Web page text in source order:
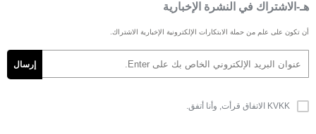
هـ-الاشتراك في النشرة الإخبارية
أن تكون على علم من حملة الابتكارات الإلكترونية الإخبارية الاشتراك.
KVKK الاتفاق قرأت, وأنا أتفق.